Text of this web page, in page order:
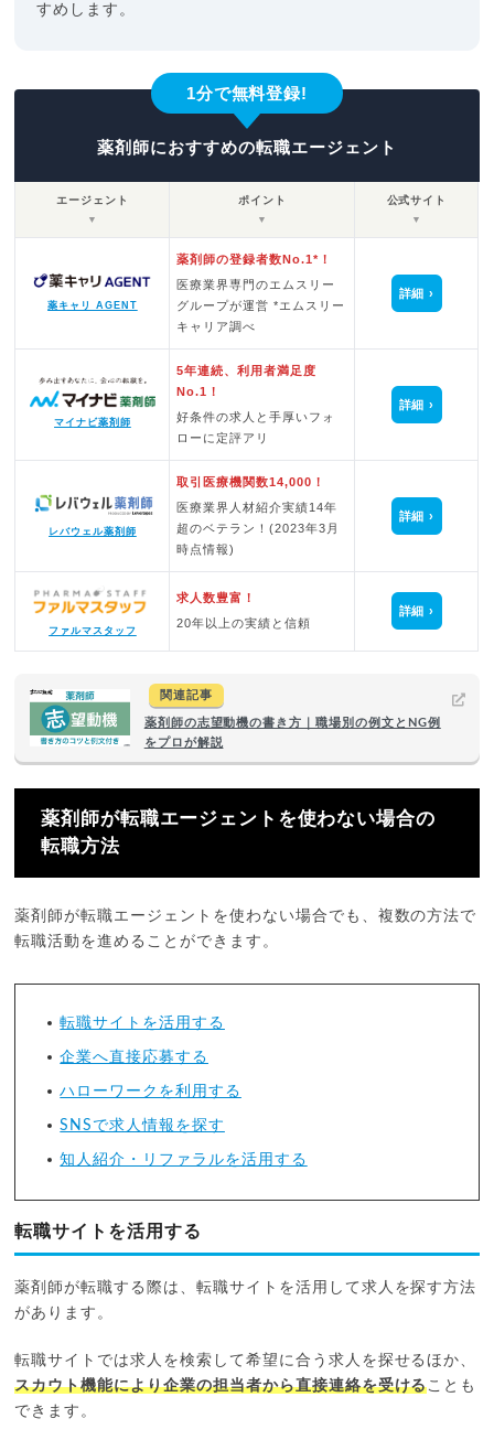
すめします。
1分で無料登録!
薬剤師におすすめの転職エージェント
エージェント
▼
ポイント
▼
公式サイト
▼
薬キャリ AGENT
薬剤師の登録者数No.1*！
医療業界専門のエムスリー
グループが運営 *エムスリー
キャリア調べ
詳細
マイナビ薬剤師
5年連続、利用者満足度
No.1！
好条件の求人と手厚いフォ
ローに定評アリ
詳細
レバウェル薬剤師
取引医療機関数14,000！
医療業界人材紹介実績14年
超のベテラン！(2023年3月
時点情報)
詳細
ファルマスタッフ
求人数豊富！
20年以上の実績と信頼
詳細
関連記事
薬剤師の志望動機の書き方｜職場別の例文とNG例
をプロが解説
薬剤師が転職エージェントを使わない場合の
転職方法
薬剤師が転職エージェントを使わない場合でも、複数の方法で
転職活動を進めることができます。
転職サイトを活用する
企業へ直接応募する
ハローワークを利用する
SNSで求人情報を探す
知人紹介・リファラルを活用する
転職サイトを活用する
薬剤師が転職する際は、転職サイトを活用して求人を探す方法
があります。
転職サイトでは求人を検索して希望に合う求人を探せるほか、
スカウト機能により企業の担当者から直接連絡を受けることも
できます。